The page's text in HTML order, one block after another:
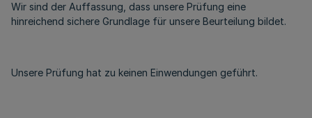
Wir sind der Auffassung, dass unsere Prüfung eine
hinreichend sichere Grundlage für unsere Beurteilung bildet.
Unsere Prüfung hat zu keinen Einwendungen geführt.